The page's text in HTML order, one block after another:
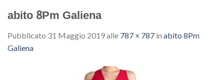
abito 8Pm Galiena
Pubblicato 31 Maggio 2019alle 787 × 787 in abito 8Pm
Galiena